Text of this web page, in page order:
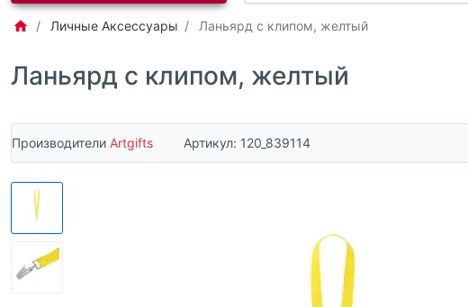
Личные Аксессуары Ланьярд с клипом, желтый
Ланьярд с клипом, желтый
Производители Artgifts Артикул: 120_839114